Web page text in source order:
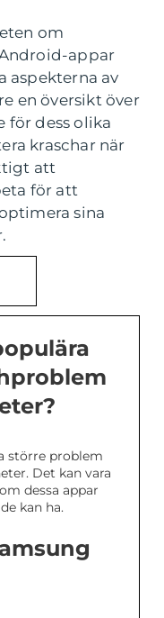
om
appar
aspekterna av
en översikt över
för dess olika
kraschar när
att
för att
sina
större problem
Det kan vara
dessa appar
kan ha.